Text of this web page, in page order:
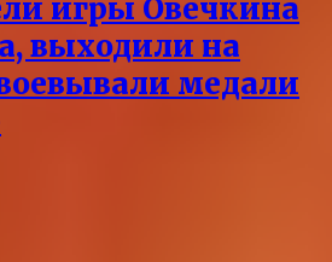
игры Овечкина
выходили на
медали